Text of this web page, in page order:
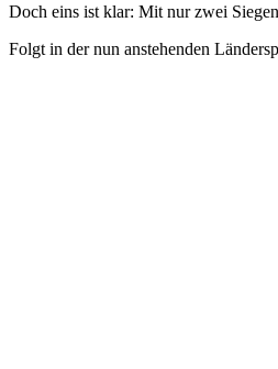
Doch eins ist klar: Mit nur zwei
Folgt in der nun anstehenden